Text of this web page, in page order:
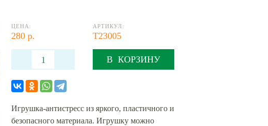
ЦЕНА:
280 р.
АРТИКУЛ:
Т23005
В КОРЗИНУ
Игрушка-антистресс из яркого, пластичного и
безопасного материала. Игрушку можно